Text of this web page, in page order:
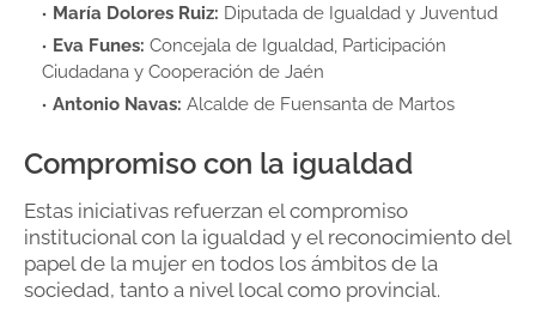
María Dolores Ruiz: Diputada de Igualdad y Juventud
Eva Funes: Concejala de Igualdad, Participación
Ciudadana y Cooperación de Jaén
Antonio Navas: Alcalde de Fuensanta de Martos
Compromiso con la igualdad
Estas iniciativas refuerzan el compromiso
institucional con la igualdad y el reconocimiento del
papel de la mujer en todos los ámbitos de la
sociedad, tanto a nivel local como provincial.